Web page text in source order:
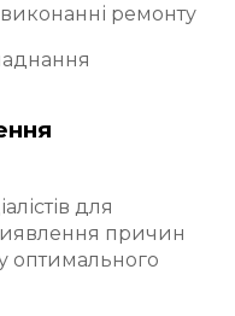
ремонту
для
причин
оптимального